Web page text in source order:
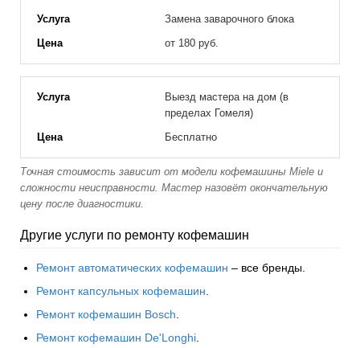
Замена заварочного блока
от 180 руб.
Выезд мастера на дом (в
пределах Гомеля)
Бесплатно
Точная стоимость зависит от модели кофемашины Miele и
сложности неисправности. Мастер назовёт окончательную
цену после диагностики.
Другие услуги по ремонту кофемашин
Ремонт автоматических кофемашин – все бренды.
Ремонт капсульных кофемашин
Ремонт кофемашин Bosch
Ремонт кофемашин De'Longhi